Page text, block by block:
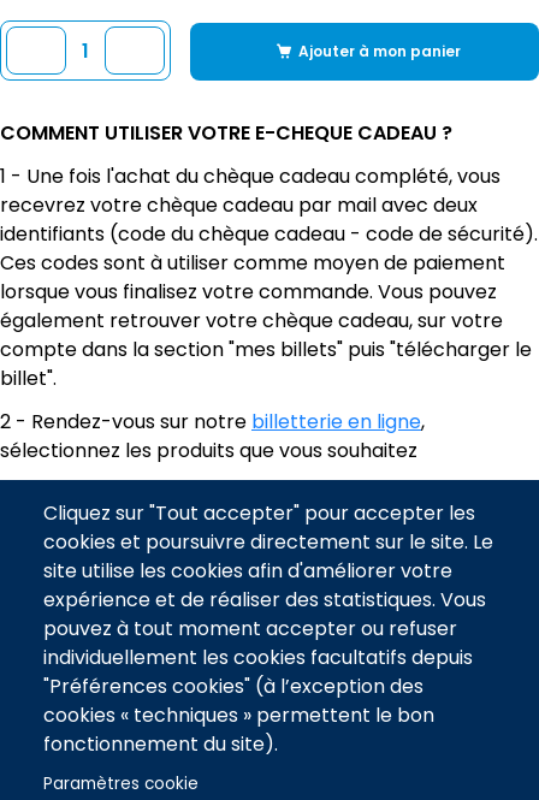
Ajouter à mon panier
COMMENT UTILISER VOTRE E-CHEQUE CADEAU ?
1 - Une fois l'achat du chèque cadeau complété, vous
recevrez votre chèque cadeau par mail avec deux
identifiants (code du chèque cadeau - code de sécurité).
Ces codes sont à utiliser comme moyen de paiement
lorsque vous finalisez votre commande. Vous pouvez
également retrouver votre chèque cadeau, sur votre
compte dans la section "mes billets" puis "télécharger le
billet".
2 - Rendez-vous sur notre billetterie en ligne,
sélectionnez les produits que vous souhaitez
4 - Valider votre commande
5 - Vous pourrez maintenant "Ajouter un chèque
cadeau"
6 - Entrez le numéro de chèque cadeau et le code de
sécurité
7 - Finalisez votre commande
Cliquez sur "Tout accepter" pour accepter les
cookies et poursuivre directement sur le site. Le
site utilise les cookies afin d'améliorer votre
expérience et de réaliser des statistiques. Vous
pouvez à tout moment accepter ou refuser
individuellement les cookies facultatifs depuis
"Préférences cookies" (à l’exception des
cookies « techniques » permettent le bon
fonctionnement du site).
Paramètres cookie